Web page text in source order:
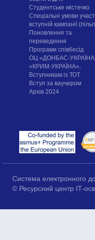
Cтудентське містечко
Спеціальні умови
вступній кампанії
Поновлення та
переведення
Програми співбесід
ОЦ «ДОНБАС-
«КРИМ-УКРАЇНА»,
Вступникам із ТОТ
Вступ за ваучером
Архів 2024
Система електронного
© Ресурсний центр IT-